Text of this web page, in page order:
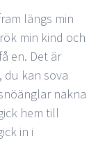
längs min
min kind och
en. Det är
du kan sova
nakna
hem till
in i